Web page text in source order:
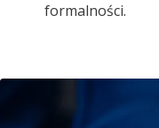
formalności.